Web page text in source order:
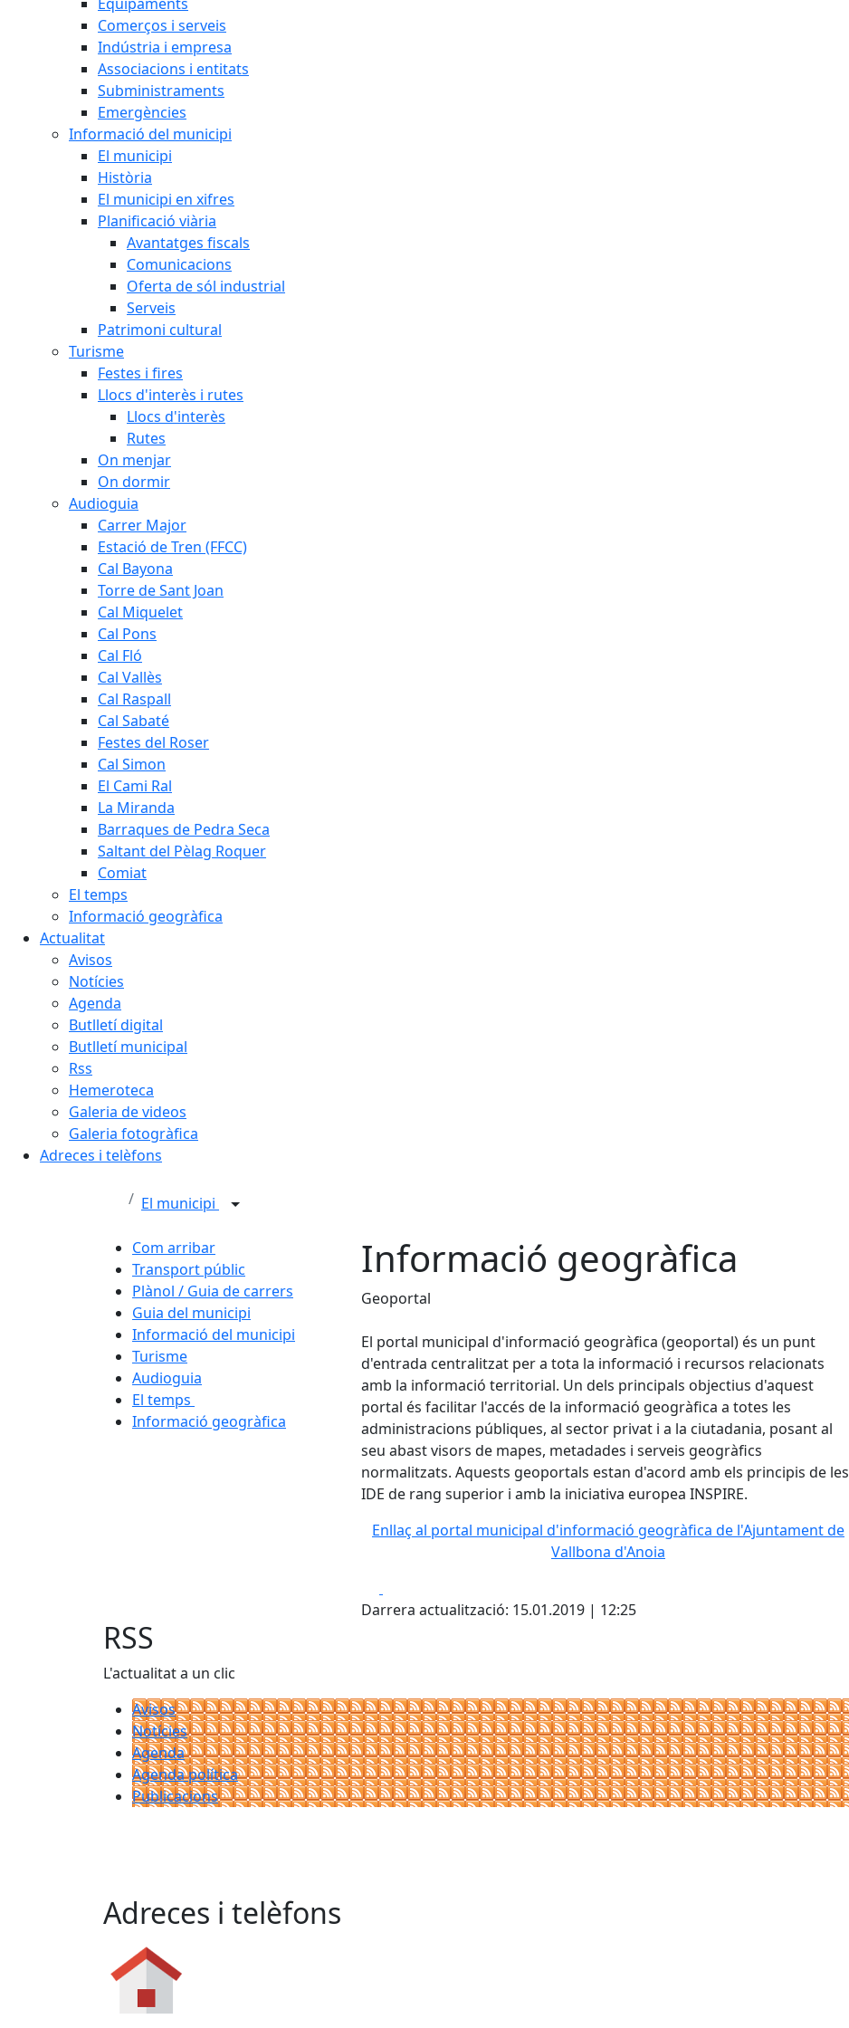
Comerços i serveis
Indústria i empresa
Associacions i entitats
Subministraments
Emergències
Informació del municipi
El municipi
Història
El municipi en xifres
Planificació viària
Avantatges fiscals
Comunicacions
Oferta de sól industrial
Serveis
Patrimoni cultural
Turisme
Festes i fires
Llocs d'interès i rutes
Llocs d'interès
Rutes
On menjar
On dormir
Audioguia
Carrer Major
Estació de Tren (FFCC)
Cal Bayona
Torre de Sant Joan
Cal Miquelet
Cal Pons
Cal Fló
Cal Vallès
Cal Raspall
Cal Sabaté
Festes del Roser
Cal Simon
El Cami Ral
La Miranda
Barraques de Pedra Seca
Saltant del Pèlag Roquer
Comiat
El temps
Informació geogràfica
Actualitat
Avisos
Notícies
Agenda
Butlletí digital
Butlletí municipal
Rss
Hemeroteca
Galeria de videos
Galeria fotogràfica
Adreces i telèfons
El municipi
Com arribar
Transport públic
Plànol / Guia de carrers
Guia del municipi
Informació del municipi
Turisme
Audioguia
El temps
Informació geogràfica
Informació geogràfica
Geoportal
El portal municipal d'informació geogràfica (geoportal) és un punt
d'entrada centralitzat per a tota la informació i recursos relacionats
amb la informació territorial. Un dels principals objectius d'aquest
portal és facilitar l'accés de la informació geogràfica a totes les
administracions públiques, al sector privat i a la ciutadania, posant al
seu abast visors de mapes, metadades i serveis geogràfics
normalitzats. Aquests geoportals estan d'acord amb els principis de les
IDE de rang superior i amb la iniciativa europea INSPIRE.
Enllaç al portal municipal d'informació geogràfica de l'Ajuntament de
Vallbona d'Anoia
Darrera actualització: 15.01.2019 | 12:25
RSS
L'actualitat a un clic
Avisos
Notícies
Agenda
Agenda política
Publicacions
Adreces i telèfons